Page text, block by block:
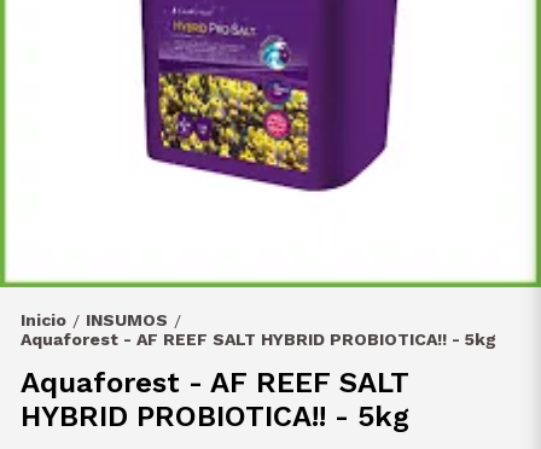
Inicio / INSUMOS /
Aquaforest - AF REEF SALT HYBRID PROBIOTICA!! - 5kg
Aquaforest - AF REEF SALT
HYBRID PROBIOTICA!! - 5kg